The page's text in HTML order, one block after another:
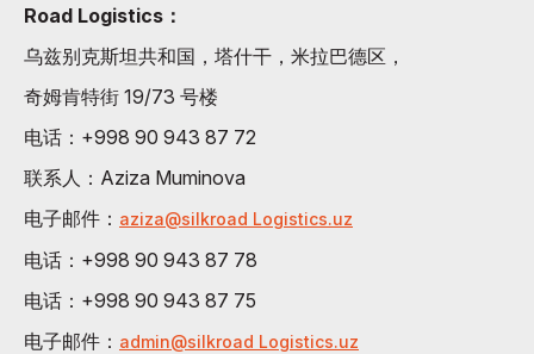
Road Logistics：
乌兹别克斯坦共和国，塔什干，米拉巴德区，
奇姆肯特街 19/73 号楼
电话：+998 90 943 87 72
联系人：Aziza Muminova
电子邮件： aziza@silkroad Logistics.uz
电话：+998 90 943 87 78
电话：+998 90 943 87 75
电子邮件： admin@silkroad Logistics.uz